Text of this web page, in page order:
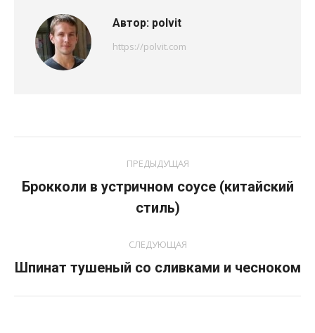
Автор: polvit
https://polvit.com
по
ПРЕДЫДУЩАЯ
Предыдущая
запись:
Брокколи в устричном соусе (китайский
стиль)
СЛЕДУЮЩАЯ
Следующая
Шпинат тушеный со сливками и чесноком